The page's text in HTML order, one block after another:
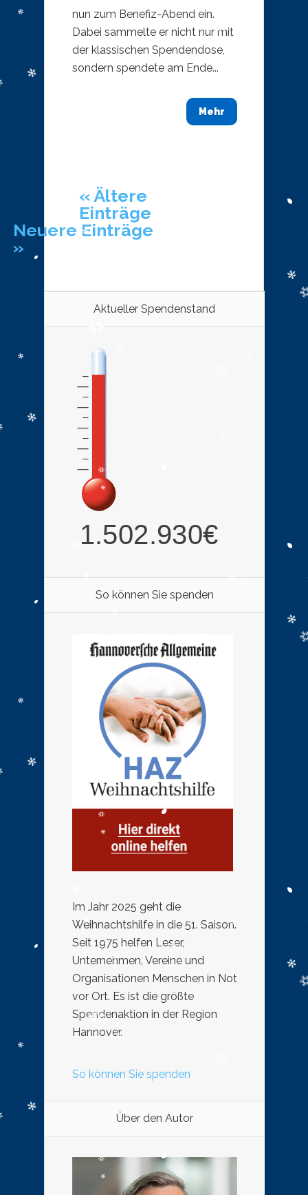
nun zum Benefiz-Abend ein.
Dabei sammelte er nicht nur mit
der klassischen Spendendose,
sondern spendete am Ende...
Mehr
« Ältere
Einträge
Neuere Einträge
»
Aktueller Spendenstand
So können Sie spenden
Im Jahr 2025 geht die
Weihnachtshilfe in die 51. Saison.
Seit 1975 helfen Leser,
Unternehmen, Vereine und
Organisationen Menschen in Not
vor Ort. Es ist die größte
Spendenaktion in der Region
Hannover.
So können Sie spenden
Über den Autor